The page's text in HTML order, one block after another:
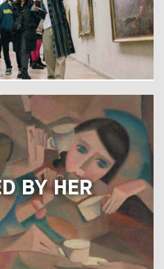
BY HER